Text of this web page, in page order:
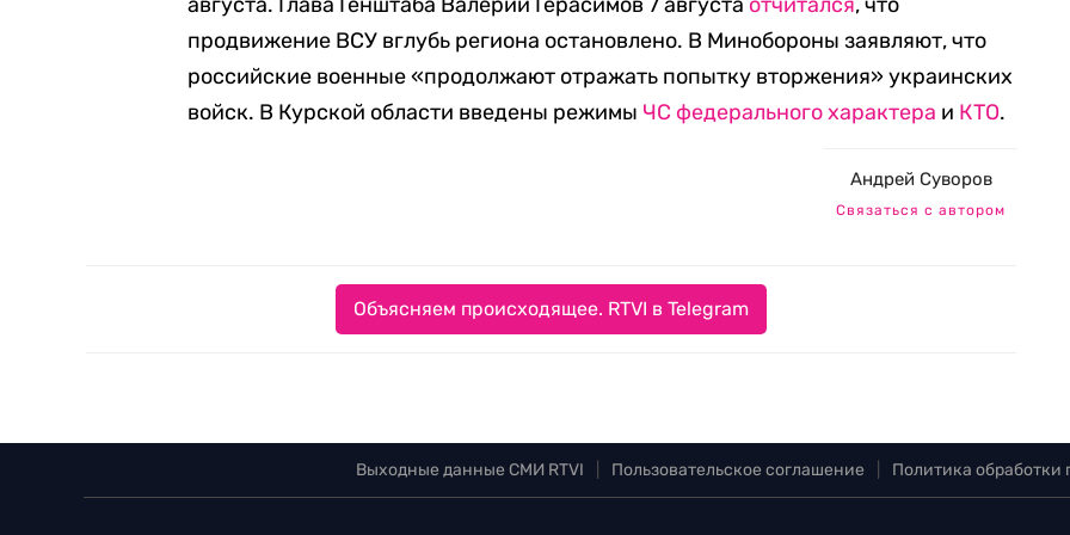
продвижение ВСУ вглубь региона остановлено. В Минобороны заявляют, что
российские военные «продолжают отражать попытку вторжения» украинских
войск. В Курской области введены режимы ЧС федерального характера и КТО.
Андрей Суворов
Связаться с автором
Объясняем происходящее. RTVI в Telegram
Выходные данные СМИ RTVI Пользовательское соглашение Политика